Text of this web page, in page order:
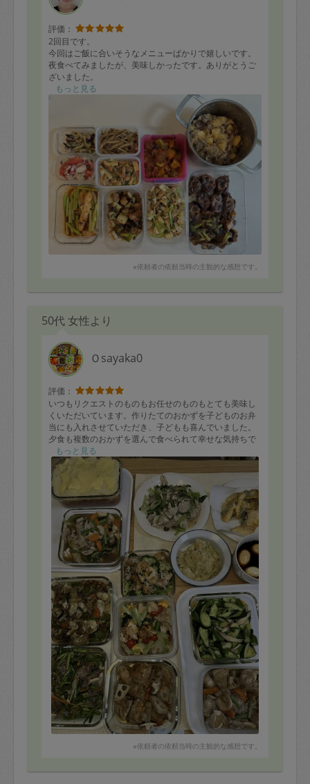
評価：
2回目です。
今回はご飯に合いそうなメニューばかりで嬉しいです。
夜食べてみましたが、美味しかったです。ありがとうご
ざいました。
もっと見る
※依頼者の依頼当時の主観的な感想です。
50代 女性より
Ｏsayaka0
評価：
いつもリクエストのものもお任せのものもとても美味し
くいただいています。作りたてのおかずを子どものお弁
当にも入れさせていただき、子どもも喜んでいました。
夕食も複数のおかずを選んで食べられて幸せな気持ちで
す。
写真のほかポトフと中華スープを作っていただきまし
た。
またよろしくお願いいたします！
もっと見る
※依頼者の依頼当時の主観的な感想です。